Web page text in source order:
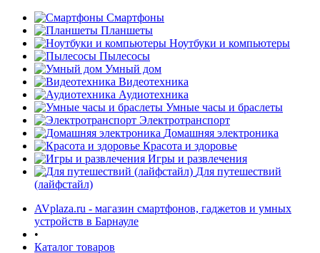
Смартфоны
Планшеты
Ноутбуки и компьютеры
Пылесосы
Умный дом
Видеотехника
Аудиотехника
Умные часы и браслеты
Электротранспорт
Домашняя электроника
Красота и здоровье
Игры и развлечения
Для путешествий
(лайфстайл)
AVplaza.ru - магазин смартфонов, гаджетов и умных
устройств в Барнауле
•
Каталог товаров